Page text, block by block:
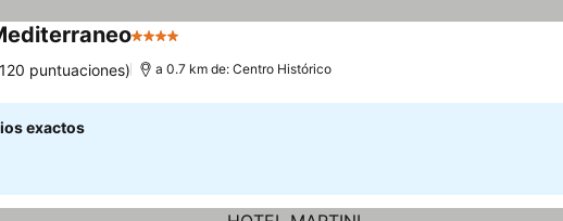
4 Estrellas
puntuaciones) a 0.7 km de: Centro Histórico
exactos